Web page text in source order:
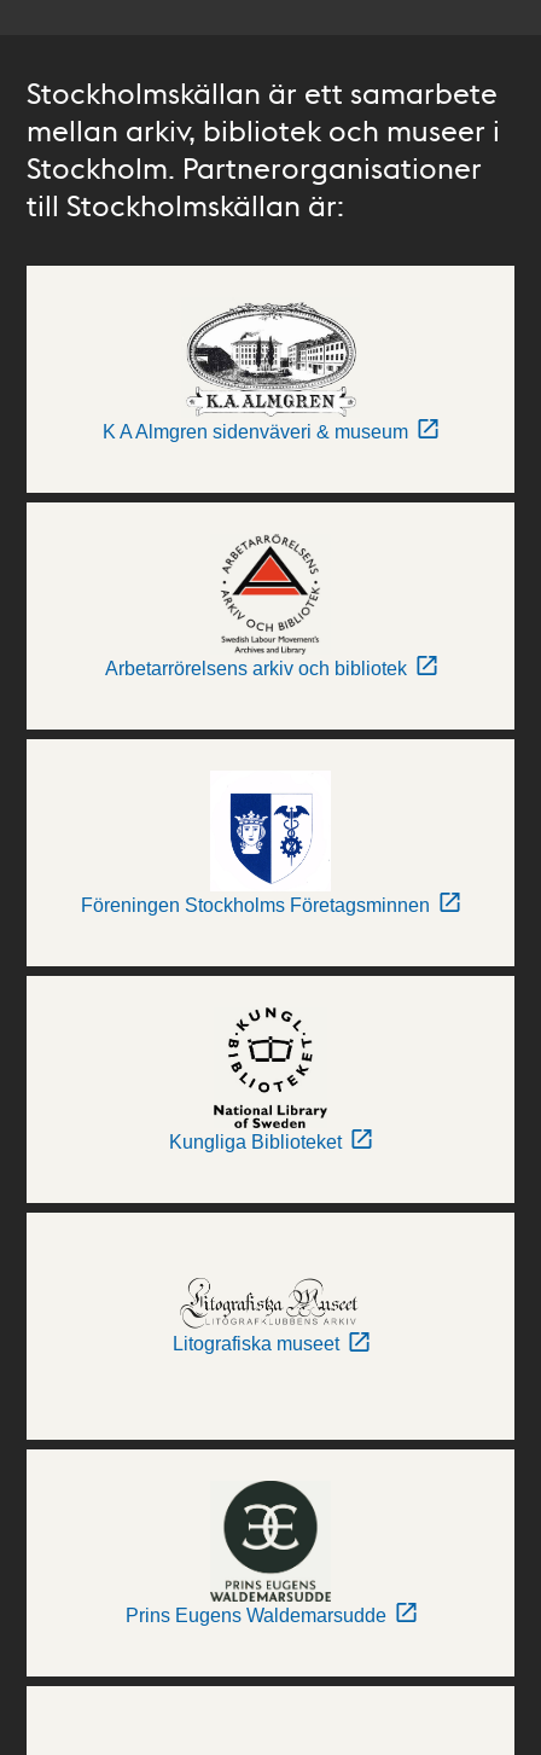
Stockholmskällan är ett samarbete
mellan arkiv, bibliotek och museer i
Stockholm. Partnerorganisationer
till Stockholmskällan är:
K A Almgren sidenväveri & museum
Arbetarrörelsens arkiv och bibliotek
Föreningen Stockholms Företagsminnen
Kungliga Biblioteket
Litografiska museet
Prins Eugens Waldemarsudde